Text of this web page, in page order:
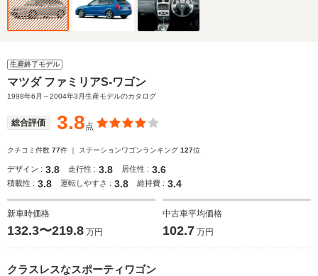
生産終了モデル
マツダ ファミリアS-ワゴン
1998年6月～2004年3月生産モデルのカタログ
総合評価 3.8点
クチコミ件数 77件 ｜ ステーションワゴンランキング 127位
デザイン : 3.8 走行性 : 3.8 居住性 : 3.6
積載性 : 3.8 運転しやすさ : 3.8 維持費 : 3.4
新車時価格
132.3〜219.8 万円
中古車平均価格
102.7 万円
クラスレスなスポーティワゴン